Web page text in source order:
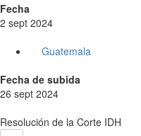
Fecha
2 sept 2024
Guatemala
Fecha de subida
26 sept 2024
Resolución de la Corte IDH